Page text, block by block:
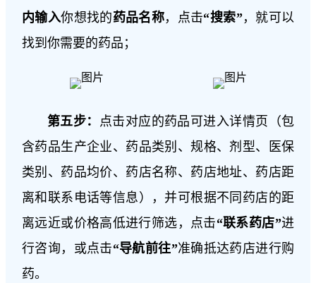
内输入你想找的药品名称，点击“搜索”，就可以
找到你需要的药品；
第五步：
点击对应的药品可进入详情页（包
含药品生产企业、药品类别、规格、剂型、医保
类别、药品均价、药店名称、药店地址、药店距
离和联系电话等信息），并可根据不同药店的距
离远近或价格高低进行筛选，点击“联系药店”进
行咨询，或点击“导航前往”准确抵达药店进行购
药。